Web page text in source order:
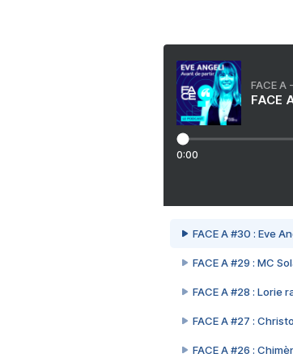
FACE
FACE
0:00
FACE A #30 : Eve
FACE A #29 : MC
FACE A #28 : Lorie
FACE A #27 :
FACE A #26 :